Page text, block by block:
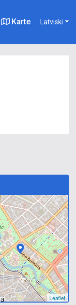
Karte Latviski
Leaflet